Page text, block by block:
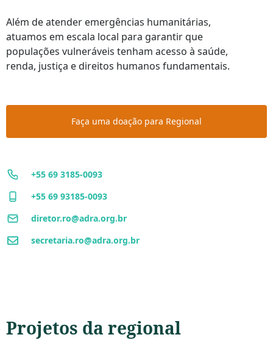
Além de atender emergências humanitárias,
atuamos em escala local para garantir que
populações vulneráveis tenham acesso à saúde,
renda, justiça e direitos humanos fundamentais.
Faça uma doação para Regional
+55 69 3185-0093
+55 69 93185-0093
diretor.ro@adra.org.br
secretaria.ro@adra.org.br
Projetos da regional